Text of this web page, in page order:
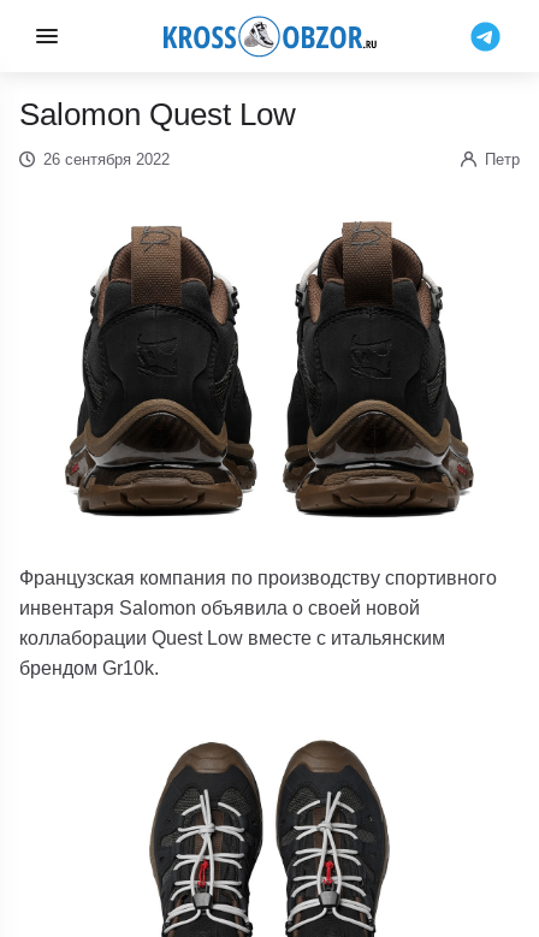
Salomon Quest Low
26 сентября 2022 Петр
Французская компания по производству спортивного
инвентаря Salomon объявила о своей новой
коллаборации Quest Low вместе с итальянским
брендом Gr10k.